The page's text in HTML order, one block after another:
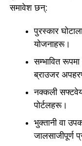
समावेश छन्:
पुरस्कार
योजनाहरू।
सम्भावित
ब्राउजर
नक्कली
पोर्टलहरू।
भुक्तानी वा
जालसाजीपूर्ण